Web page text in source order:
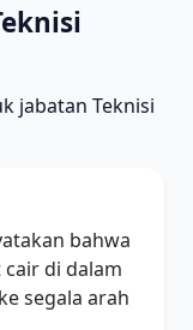
jabatan Teknisi
bahwa
di dalam
segala arah